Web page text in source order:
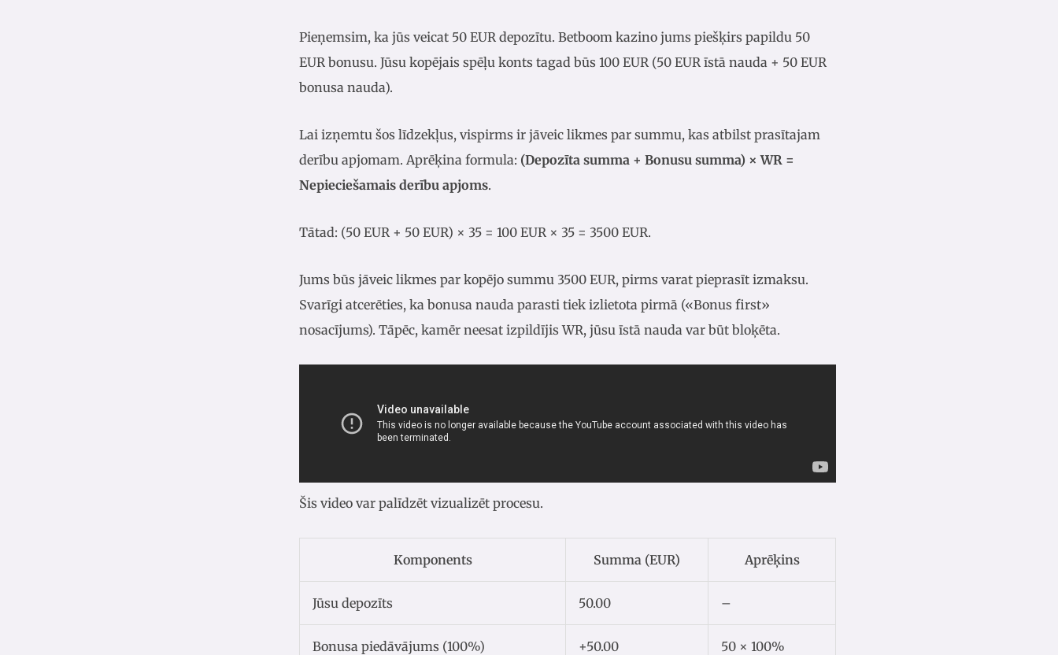
Pieņemsim, ka jūs veicat 50 EUR depozītu. Betboom kazino jums piešķirs papildu 50
EUR bonusu. Jūsu kopējais spēļu konts tagad būs 100 EUR (50 EUR īstā nauda + 50 EUR
bonusa nauda).
Lai izņemtu šos līdzekļus, vispirms ir jāveic likmes par summu, kas atbilst prasītajam
derību apjomam. Aprēķina formula: (Depozīta summa + Bonusu summa) × WR =
Nepieciešamais derību apjoms.
Tātad: (50 EUR + 50 EUR) × 35 = 100 EUR × 35 = 3500 EUR.
Jums būs jāveic likmes par kopējo summu 3500 EUR, pirms varat pieprasīt izmaksu.
Svarīgi atcerēties, ka bonusa nauda parasti tiek izlietota pirmā («Bonus first»
nosacījums). Tāpēc, kamēr neesat izpildījis WR, jūsu īstā nauda var būt bloķēta.
Šis video var palīdzēt vizualizēt procesu.
Komponents Summa (EUR) Aprēķins
Jūsu depozīts 50.00 –
Bonusa piedāvājums (100%) +50.00 50 × 100%